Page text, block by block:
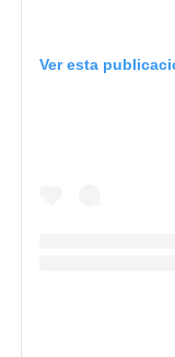
Ver esta